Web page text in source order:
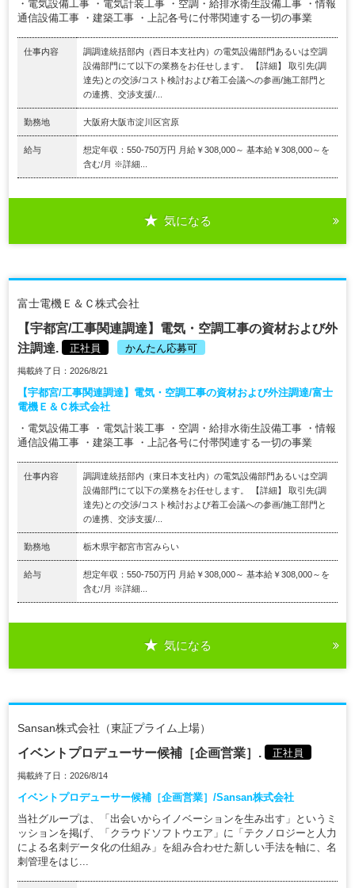
・電気設備工事 ・電気計装工事 ・空調・給排水衛生設備工事 ・情報
通信設備工事 ・建築工事 ・上記各号に付帯関連する一切の事業
仕事内容
調調達統括部内（西日本支社内）の電気設備部門あるいは空調
設備部門にて以下の業務をお任せします。 【詳細】 取引先(調
達先)との交渉/コスト検討および着工会議への参画/施工部門と
の連携、交渉支援/...
勤務地 大阪府大阪市淀川区宮原
給与
想定年収：550-750万円 月給￥308,000～ 基本給￥308,000～を
含む/月 ※詳細...
気になる
富士電機Ｅ＆Ｃ株式会社
【宇都宮/工事関連調達】電気・空調工事の資材および外
注調達.
正社員 かんたん応募可
掲載終了日：2026/8/21
【宇都宮/工事関連調達】電気・空調工事の資材および外注調達/富士
電機Ｅ＆Ｃ株式会社
・電気設備工事 ・電気計装工事 ・空調・給排水衛生設備工事 ・情報
通信設備工事 ・建築工事 ・上記各号に付帯関連する一切の事業
仕事内容
調調達統括部内（東日本支社内）の電気設備部門あるいは空調
設備部門にて以下の業務をお任せします。 【詳細】 取引先(調
達先)との交渉/コスト検討および着工会議への参画/施工部門と
の連携、交渉支援/...
勤務地 栃木県宇都宮市宮みらい
給与
想定年収：550-750万円 月給￥308,000～ 基本給￥308,000～を
含む/月 ※詳細...
気になる
Sansan株式会社（東証プライム上場）
イベントプロデューサー候補［企画営業］. 正社員
掲載終了日：2026/8/14
イベントプロデューサー候補［企画営業］/Sansan株式会社
当社グループは、「出会いからイノベーションを生み出す」というミ
ッションを掲げ、「クラウドソフトウエア」に「テクノロジーと人力
による名刺データ化の仕組み」を組み合わせた新しい手法を軸に、名
刺管理をはじ...